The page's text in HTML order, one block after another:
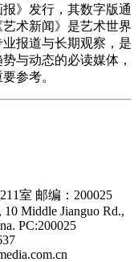
》发行，其数字版通
术新闻》是艺术世界
报道与长期观察，是
与动态的必读媒体，
参考。
室 邮编：200025
Middle Jianguo Rd.,
PC:200025